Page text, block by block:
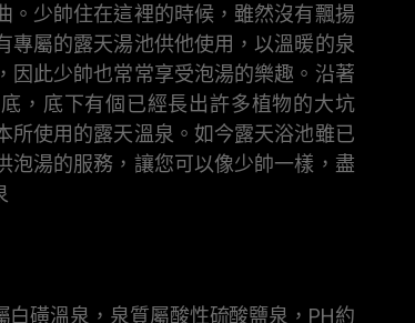
。少帥住在這裡的時候，雖然沒有飄揚
專屬的露天湯池供他使用，以溫暖的泉
因此少帥也常常享受泡湯的樂趣。沿著
，底下有個已經長出許多植物的大坑
所使用的露天溫泉。如今露天浴池雖已
泡湯的服務，讓您可以像少帥一樣，盡
白磺溫泉，泉質屬酸性硫酸鹽泉，PH約